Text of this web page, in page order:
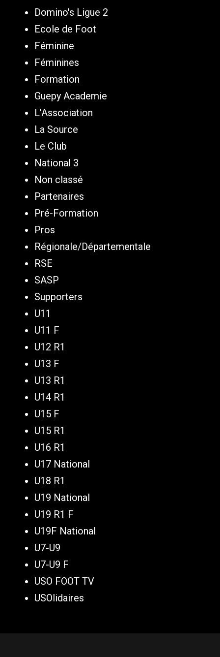
Domino's Ligue 2
Ecole de Foot
Féminine
Féminines
Formation
Guepy Academie
L'Association
La Source
Le Club
National 3
Non classé
Partenaires
Pré-Formation
Pros
Régionale/Départementale
RSE
SASP
Supporters
U11
U11 F
U12 R1
U13 F
U13 R1
U14 R1
U15 F
U15 R1
U16 R1
U17 National
U18 R1
U19 National
U19 R1 F
U19F National
U7-U9
U7-U9 F
USO FOOT TV
USOlidaires